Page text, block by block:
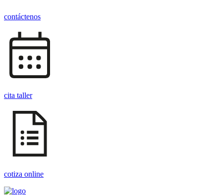
contáctenos
cita taller
cotiza online